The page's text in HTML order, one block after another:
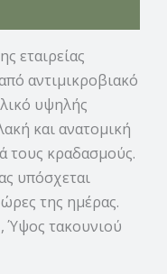
εταιρείας
αντιμικροβιακό
υψηλής
και ανατομική
τους κραδασμούς.
υπόσχεται
της ημέρας.
Ύψος τακουνιού